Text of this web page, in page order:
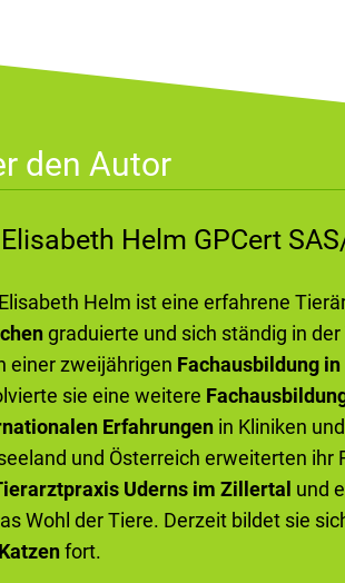
den Autor
Helm GPCert
Helm ist eine erfahrene
graduierte und sich ständig in
einer zweijährigen Fachausbildung
sie eine weitere
Erfahrungen in Kliniken
und Österreich erweiterten ihr
Uderns im Zillertal und
Wohl der Tiere. Derzeit bildet sie
fort.